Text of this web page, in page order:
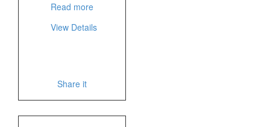
Read more
View Details
Share it